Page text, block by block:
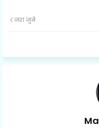
जरा जुने